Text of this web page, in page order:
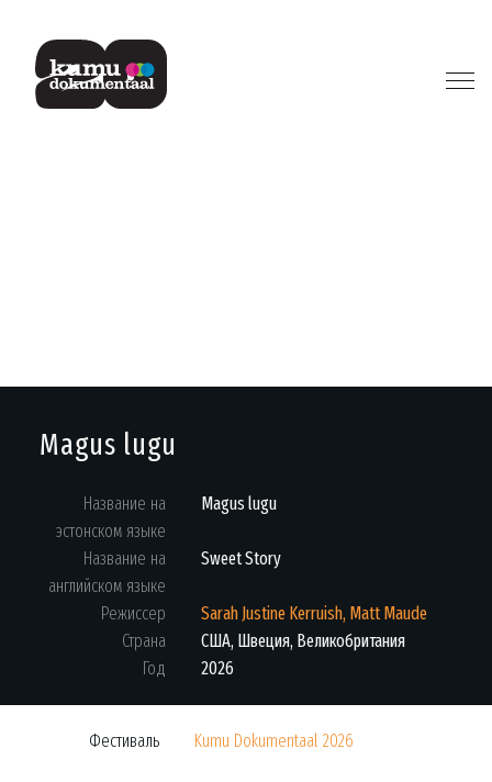
Magus lugu
Название на
эстонском языке
Magus lugu
Название на
английском языке
Sweet Story
Режиссер
Sarah Justine Kerruish, Matt Maude
Страна
США, Швеция, Великобритания
Год
2026
Фестиваль Kumu Dokumentaal 2026